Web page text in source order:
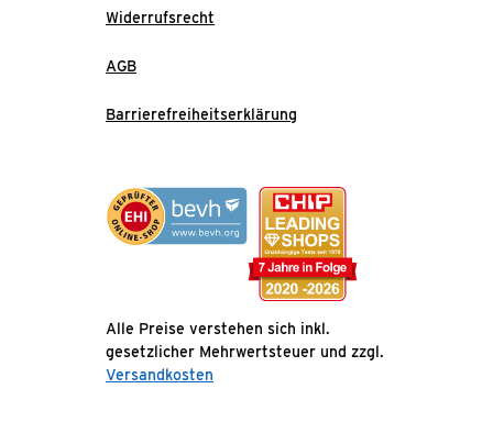
Widerrufsrecht
AGB
Barrierefreiheitserklärung
Alle Preise verstehen sich inkl.
gesetzlicher Mehrwertsteuer und zzgl.
Versandkosten